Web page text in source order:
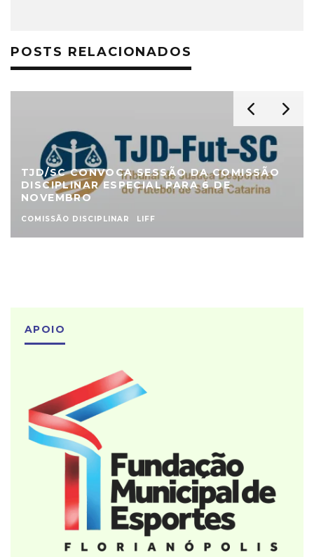
POSTS RELACIONADOS
TJD/SC CONVOCA SESSÃO DA COMISSÃO
DISCIPLINAR ESPECIAL PARA 6 DE
NOVEMBRO
COMISSÃO DISCIPLINAR LIFF
APOIO